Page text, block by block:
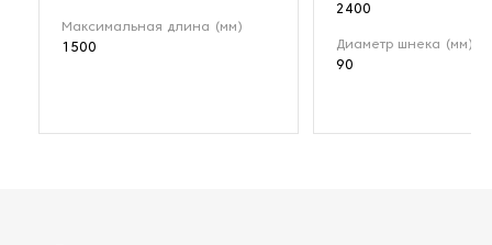
Максимальная длина (мм)
1500
2400
Диаметр шнека (мм)
90